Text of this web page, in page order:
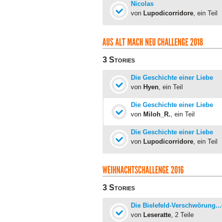
Nicolas
von Lupodicorridore, ein Teil
3 Stories
Die Geschichte einer Liebe
von Hyen , ein Teil
Die Geschichte einer Liebe
von Miloh_R. , ein Teil
Die Geschichte einer Liebe
von Lupodicorridore , ein Teil
3 Stories
Die Bielefeld-
von Leseratte, 2 Teile